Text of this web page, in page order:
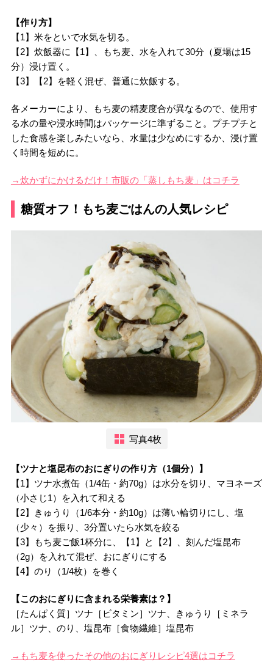
【作り方】
【1】米をといで水気を切る。
【2】炊飯器に【1】、もち麦、水を入れて30分（夏場は15
分）浸け置く。
【3】【2】を軽く混ぜ、普通に炊飯する。
各メーカーにより、もち麦の精麦度合が異なるので、使用す
る水の量や浸水時間はパッケージに準ずること。プチプチと
した食感を楽しみたいなら、水量は少なめにするか、浸け置
く時間を短めに。
→炊かずにかけるだけ！市販の「蒸しもち麦」はコチラ
糖質オフ！もち麦ごはんの人気レシピ
写真4枚
【ツナと塩昆布のおにぎりの作り方（1個分）】
【1】ツナ水煮缶（1/4缶・約70g）は水分を切り、マヨネーズ
（小さじ1）を入れて和える
【2】きゅうり（1/6本分・約10g）は薄い輪切りにし、塩
（少々）を振り、3分置いたら水気を絞る
【3】もち麦ご飯1杯分に、【1】と【2】、刻んだ塩昆布
（2g）を入れて混ぜ、おにぎりにする
【4】のり（1/4枚）を巻く
【このおにぎりに含まれる栄養素は？】
［たんぱく質］ツナ［ビタミン］ツナ、きゅうり［ミネラ
ル］ツナ、のり、塩昆布［食物繊維］塩昆布
→もち麦を使ったその他のおにぎりレシピ4選はコチラ